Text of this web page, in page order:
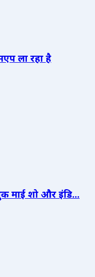
ला रहा है
माई शो और इंडि...